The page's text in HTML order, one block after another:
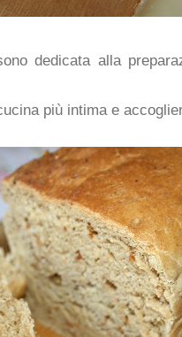
dedicata alla
più intima e